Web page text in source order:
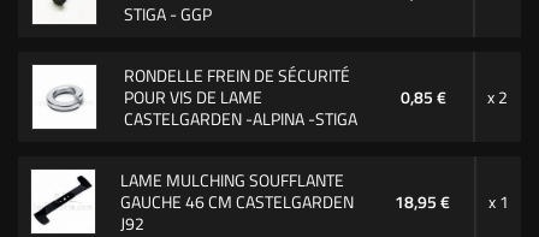
STIGA - GGP
RONDELLE FREIN DE SÉCURITÉ
POUR VIS DE LAME
CASTELGARDEN -ALPINA -STIGA
0,85 € x 2
LAME MULCHING SOUFFLANTE
GAUCHE 46 CM CASTELGARDEN
J92
18,95 € x 1